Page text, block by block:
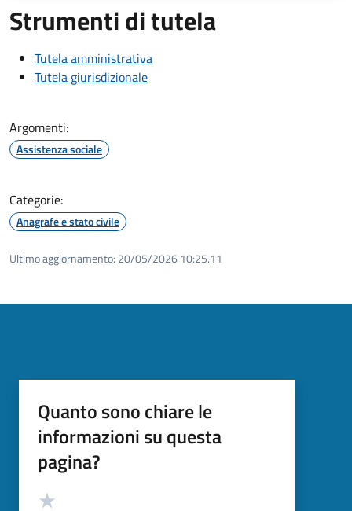
Strumenti di tutela
Tutela amministrativa
Tutela giurisdizionale
Argomenti:
Assistenza sociale
Categorie:
Anagrafe e stato civile
Ultimo aggiornamento: 20/05/2026 10:25.11
Quanto sono chiare le
informazioni su questa
pagina?
Valutazione